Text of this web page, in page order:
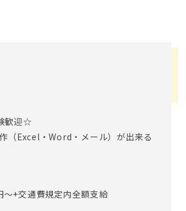
カフェコーナーの準備
メールを確認し、今日の仕事の準備
入居者のお問い合わせ等を対応
ステム入力（PCを使って情報入力）
締め（当日の小口現金管理や発送物の
もお疲れ様でした！）
歓迎☆
（Excel・Word・メール）が出来る
+交通費規定内全額支給